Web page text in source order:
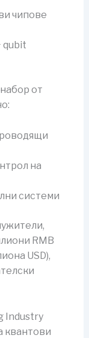
чипове
qubit
от
на
системи
RMB
USD),
Industry
квантови